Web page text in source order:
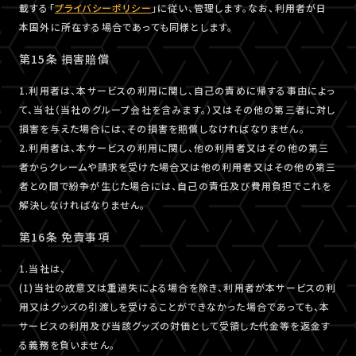
載する「プライバシーポリシー」に従い、管理します。なお、利用者が日
本国外に所在する場合であっても同様とします。
第15条 損害賠償
1.利用者は、本サービスの利用に関し、自己の責めに帰する事由によっ
て、当社（当社のグループ会社を含みます。）又はその他の第三者に対し
損害を与えた場合には、その損害を賠償しなければなりません。
2.利用者は、本サービスの利用に関し、他の利用者又はその他の第三
者からクレームや請求を受けた場合又は他の利用者又はその他の第三
者との間で紛争が生じた場合には、自己の責任及び費用負担でこれを
解決しなければなりません。
第16条 免責事項
1.当社は、
(1)当社の故意又は重過失による場合を除き、利用者が本サービスの利
用又はグッズの引渡しを受けることができなかった場合であっても、本
サービスの利用及び当該グッズの対価として受領した代金等を返金す
る義務を負いません。